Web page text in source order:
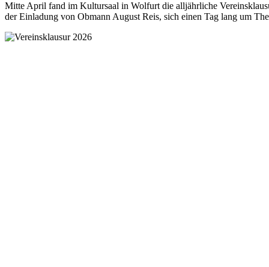
Mitte April fand im Kultursaal in Wolfurt die alljährliche
der Einladung von Obmann August Reis, sich einen Tag lang um